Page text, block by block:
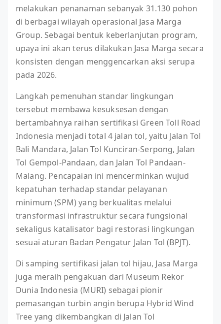
melakukan penanaman sebanyak 31.130 pohon
di berbagai wilayah operasional Jasa Marga
Group. Sebagai bentuk keberlanjutan program,
upaya ini akan terus dilakukan Jasa Marga secara
konsisten dengan menggencarkan aksi serupa
pada 2026.
Langkah pemenuhan standar lingkungan
tersebut membawa kesuksesan dengan
bertambahnya raihan sertifikasi Green Toll Road
Indonesia menjadi total 4 jalan tol, yaitu Jalan Tol
Bali Mandara, Jalan Tol Kunciran-Serpong, Jalan
Tol Gempol-Pandaan, dan Jalan Tol Pandaan-
Malang. Pencapaian ini mencerminkan wujud
kepatuhan terhadap standar pelayanan
minimum (SPM) yang berkualitas melalui
transformasi infrastruktur secara fungsional
sekaligus katalisator bagi restorasi lingkungan
sesuai aturan Badan Pengatur Jalan Tol (BPJT).
Di samping sertifikasi jalan tol hijau, Jasa Marga
juga meraih pengakuan dari Museum Rekor
Dunia Indonesia (MURI) sebagai pionir
pemasangan turbin angin berupa Hybrid Wind
Tree yang dikembangkan di Jalan Tol